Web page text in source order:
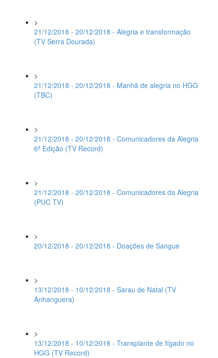
>
21/12/2018 - 20/12/2018 - Alegria e transformação
(TV Serra Dourada)
>
21/12/2018 - 20/12/2018 - Manhã de alegria no HGG
(TBC)
>
21/12/2018 - 20/12/2018 - Comunicadores da Alegria
6ª Edição (TV Record)
>
21/12/2018 - 20/12/2018 - Comunicadores da Alegria
(PUC TV)
>
20/12/2018 - 20/12/2018 - Doações de Sangue
>
13/12/2018 - 10/12/2018 - Sarau de Natal (TV
Anhanguera)
>
13/12/2018 - 10/12/2018 - Transplante de fígado no
HGG (TV Record)